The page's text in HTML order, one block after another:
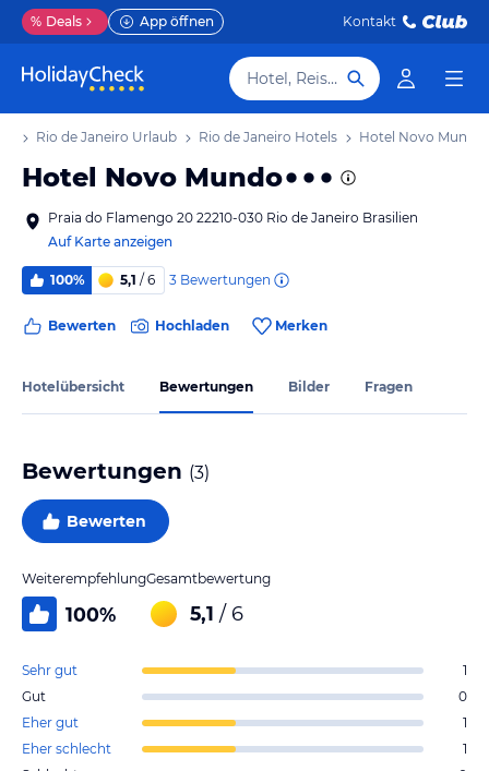
% Deals App öffnen Kontakt
Hotel, Reiseziel
Rio de Janeiro Urlaub Rio de Janeiro Hotels Hotel Novo Mundo
Hotel Novo Mundo
Praia do Flamengo 20 22210-030 Rio de Janeiro Brasilien
Auf Karte anzeigen
100% 5,1 / 6 3 Bewertungen
Bewerten Hochladen Merken
Hotelübersicht Bewertungen Bilder Fragen
Bewertungen (3)
Bewerten
Weiterempfehlung
100%
Gesamtbewertung
5,1 / 6
Sehr gut
1
Gut
0
Eher gut
1
Eher schlecht
1